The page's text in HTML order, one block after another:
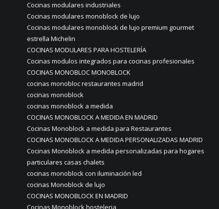
Cocinas modulares industriales
Cocinas modulares monoblock de lujo
Cocinas modulares monoblock de lujo premium gourmet
estrella Michelin
COCINAS MODULARES PARA HOSTELERÍA
Cocinas modulos integrados para cocinas profesionales
COCINAS MONOBLOC MONOBLOCK
cocinas monobloc restaurantes madrid
cocinas monoblock
cocinas monoblock a medida
COCINAS MONOBLOCK A MEDIDA EN MADRID
Cocinas Monoblock a medida para Restaurantes
COCINAS MONOBLOCK A MEDIDA PERSONALIZADAS MADRID
Cocinas Monoblock a medida personalizadas para hogares
particulares casas chalets
cocinas monoblock con iluminación led
cocinas Monoblock de lujo
COCINAS MONOBLOCK EN MADRID
Cocinas Monoblock hosteleria